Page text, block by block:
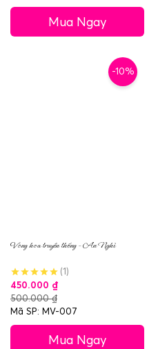
Mua Ngay
-10%
Vòng hoa truyền thống – An Nghỉ
(1)
450.000 ₫
500.000₫
Mã SP: MV-007
Mua Ngay